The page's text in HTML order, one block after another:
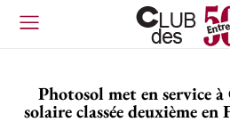
Photosol met en service
solaire classée deuxième en